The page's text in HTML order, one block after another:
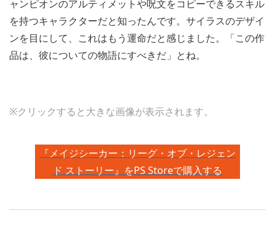
ャンピオンのアルティメットや呪文をコピーできるスキル
を持つキャラクターだと知ったんです。サイラスのデザイ
ンを目にして、これはもう運命だと感じました。「この作
品は、彼についての物語にすべきだ」とね。
and
download
and
download
and
download
and
download
※クリックすると大きな画像が表示されます。
『メイジシーカー：リーグ・オブ・レジェン
ド ストーリー』をPS Storeで購入する